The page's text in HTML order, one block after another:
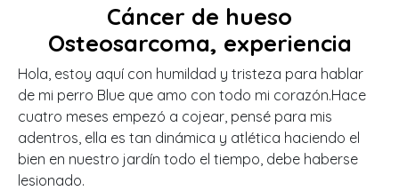
Cáncer de hueso
Osteosarcoma, experiencia
Hola, estoy aquí con humildad y tristeza para hablar
de mi perro Blue que amo con todo mi corazón.Hace
cuatro meses empezó a cojear, pensé para mis
adentros, ella es tan dinámica y atlética haciendo el
bien en nuestro jardín todo el tiempo, debe haberse
lesionado.